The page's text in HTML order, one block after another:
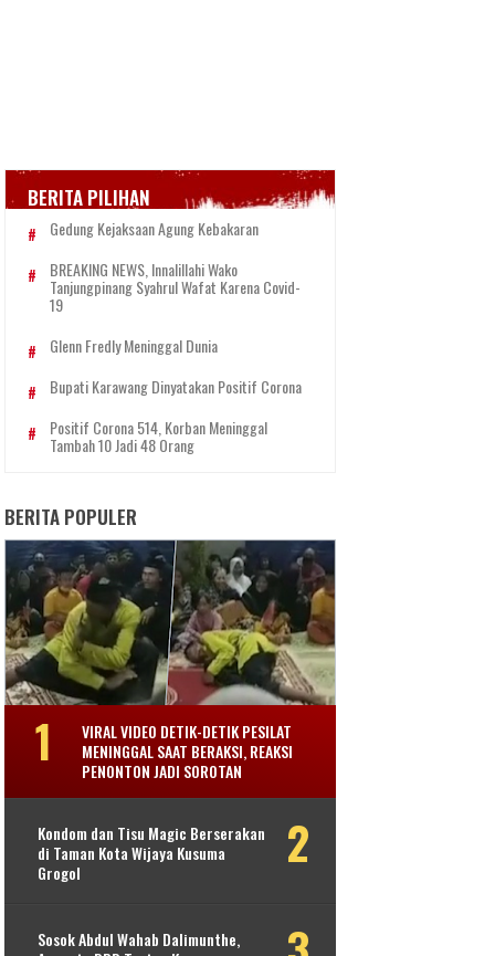
BERITA PILIHAN
Gedung Kejaksaan Agung Kebakaran
BREAKING NEWS, Innalillahi Wako
Tanjungpinang Syahrul Wafat Karena Covid-
19
Glenn Fredly Meninggal Dunia
Bupati Karawang Dinyatakan Positif Corona
Positif Corona 514, Korban Meninggal
Tambah 10 Jadi 48 Orang
BERITA POPULER
VIRAL VIDEO DETIK-DETIK PESILAT
MENINGGAL SAAT BERAKSI, REAKSI
PENONTON JADI SOROTAN
Kondom dan Tisu Magic Berserakan
di Taman Kota Wijaya Kusuma
Grogol
Sosok Abdul Wahab Dalimunthe,